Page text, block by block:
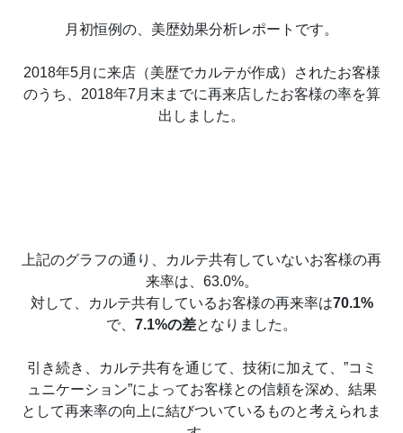
月初恒例の、美歴効果分析レポートです。
2018年5月に来店（美歴でカルテが作成）されたお客様
のうち、2018年7月末までに再来店したお客様の率を算
出しました。
上記のグラフの通り、カルテ共有していないお客様の再
来率は、63.0%。
対して、カルテ共有しているお客様の再来率は70.1%
で、 7.1%の差となりました。
引き続き、カルテ共有を通じて、技術に加えて、”コミ
ュニケーション”によってお客様との信頼を深め、結果
として再来率の向上に結びついているものと考えられま